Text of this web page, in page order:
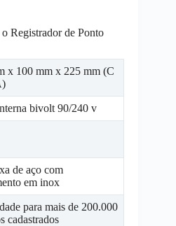
Registrador de Ponto
x 100 mm x 225 mm (C
bivolt 90/240 v
de aço com
em inox
para mais de 200.000
cadastrados